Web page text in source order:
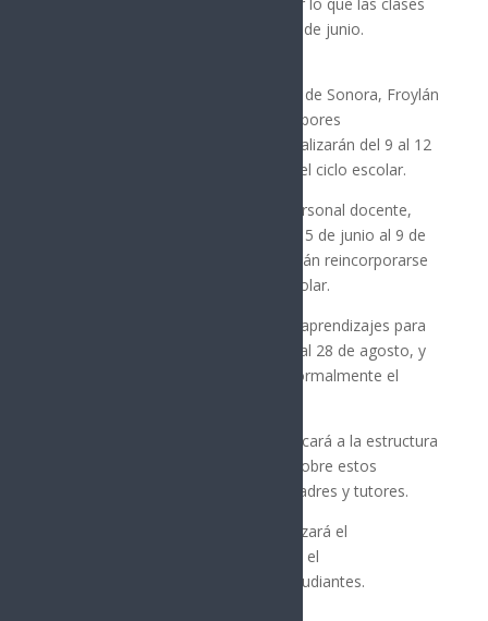
en la entidad finalizarán el viernes 5 de junio.
El secretario de Educación y Cultura de Sonora, Froylán
Gámez Gamboa, informó que las labores
administrativas para docentes se realizarán del 9 al 12
de junio, concluyendo oficialmente el ciclo escolar.
El receso escolar de verano para personal docente,
administrativo y de apoyo será del 15 de junio al 9 de
agosto. El lunes 10 de agosto deberán reincorporarse
para organizar el siguiente ciclo escolar.
Las sesiones de fortalecimiento de aprendizajes para
estudiantes se desarrollarán del 17 al 28 de agosto, y
el ciclo escolar 2026-2027 iniciará formalmente el
Gámez Gamboa indicó que se notificará a la estructura
educativa y autoridades sindicales sobre estos
cambios para informar a padres, madres y tutores.
El funcionario señaló que se garantizará el
cumplimiento del Plan de Estudios y el
aprovechamiento escolar de los estudiantes.